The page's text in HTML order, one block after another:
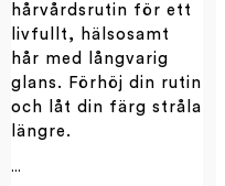
hårvårdsrutin för ett
livfullt, hälsosamt
hår med långvarig
glans. Förhöj din rutin
och låt din färg stråla
längre.
...